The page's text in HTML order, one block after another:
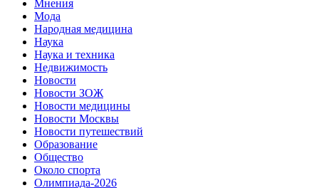
Мнения
Мода
Народная медицина
Наука
Наука и техника
Недвижимость
Новости
Новости ЗОЖ
Новости медицины
Новости Москвы
Новости путешествий
Образование
Общество
Около спорта
Олимпиада-2026